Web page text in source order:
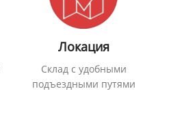
Локация
Склад с удобными
подъездными путями